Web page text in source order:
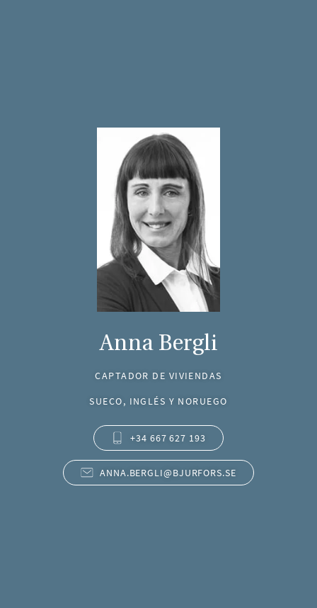
Anna Bergli
CAPTADOR DE VIVIENDAS
SUECO, INGLÉS Y NORUEGO
+34 667 627 193
ANNA.BERGLI@BJURFORS.SE